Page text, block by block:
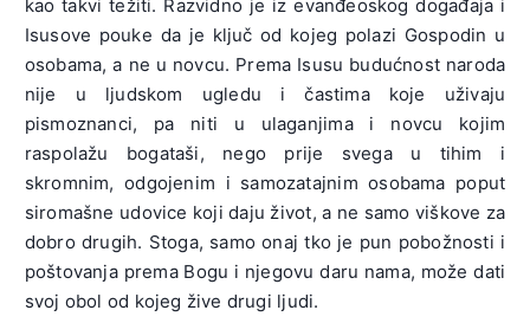
kao takvi težiti. Razvidno je iz evanđeoskog događaja i
Isusove pouke da je ključ od kojeg polazi Gospodin u
osobama, a ne u novcu. Prema Isusu budućnost naroda
nije u ljudskom ugledu i častima koje uživaju
pismoznanci, pa niti u ulaganjima i novcu kojim
raspolažu bogataši, nego prije svega u tihim i
skromnim, odgojenim i samozatajnim osobama poput
siromašne udovice koji daju život, a ne samo viškove za
dobro drugih. Stoga, samo onaj tko je pun pobožnosti i
poštovanja prema Bogu i njegovu daru nama, može dati
svoj obol od kojeg žive drugi ljudi.